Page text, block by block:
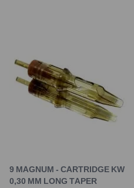
9 MAGNUM - CARTRIDGE KW
0,30 MM LONG TAPER